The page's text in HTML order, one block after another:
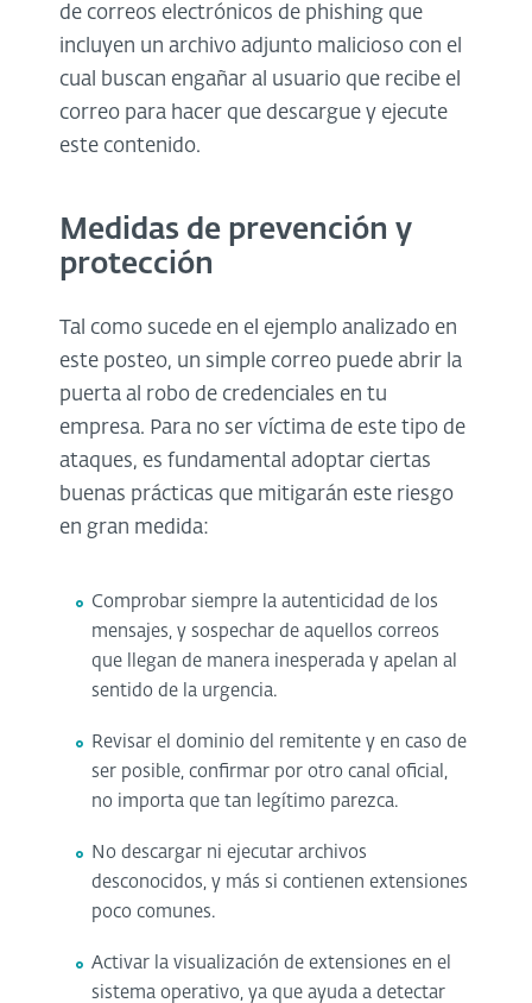
de correos electrónicos de phishing que
incluyen un archivo adjunto malicioso con el
cual buscan engañar al usuario que recibe el
correo para hacer que descargue y ejecute
este contenido.
Medidas de prevención y
protección
Tal como sucede en el ejemplo analizado en
este posteo, un simple correo puede abrir la
puerta al robo de credenciales en tu
empresa. Para no ser víctima de este tipo de
ataques, es fundamental adoptar ciertas
buenas prácticas que mitigarán este riesgo
en gran medida:
Comprobar siempre la autenticidad de los
mensajes, y sospechar de aquellos correos
que llegan de manera inesperada y apelan al
sentido de la urgencia.
Revisar el dominio del remitente y en caso de
ser posible, confirmar por otro canal oficial,
no importa que tan legítimo parezca.
No descargar ni ejecutar archivos
desconocidos, y más si contienen extensiones
poco comunes.
Activar la visualización de extensiones en el
sistema operativo, ya que ayuda a detectar